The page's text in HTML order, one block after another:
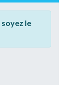
soyez le